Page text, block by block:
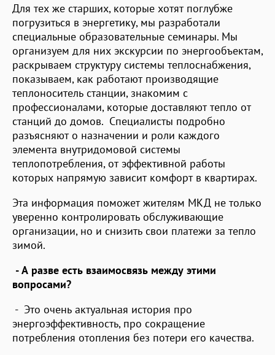
Для тех же старших, которые хотят поглубже
погрузиться в энергетику, мы разработали
специальные образовательные семинары. Мы
организуем для них экскурсии по энергообъектам,
раскрываем структуру системы теплоснабжения,
показываем, как работают производящие
теплоноситель станции, знакомим с
профессионалами, которые доставляют тепло от
станций до домов. Специалисты подробно
разъясняют о назначении и роли каждого
элемента внутридомовой системы
теплопотребления, от эффективной работы
которых напрямую зависит комфорт в квартирах.
Эта информация поможет жителям МКД не только
уверенно контролировать обслуживающие
организации, но и снизить свои платежи за тепло
зимой.
- А разве есть взаимосвязь между этими
вопросами?
- Это очень актуальная история про
энергоэффективность, про сокращение
потребления отопления без потери его качества.